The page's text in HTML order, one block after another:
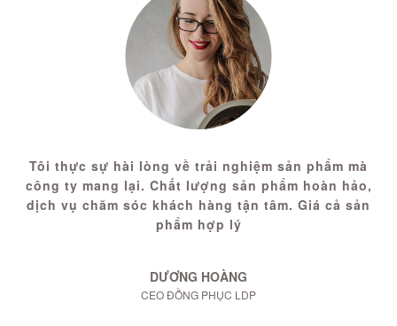
Tôi thực sự hài lòng về trải nghiệm sản phẩm mà
công ty mang lại. Chất lượng sản phẩm hoàn hảo,
dịch vụ chăm sóc khách hàng tận tâm. Giá cả sản
phẩm hợp lý
DƯƠNG HOÀNG
CEO ĐỒNG PHỤC LDP